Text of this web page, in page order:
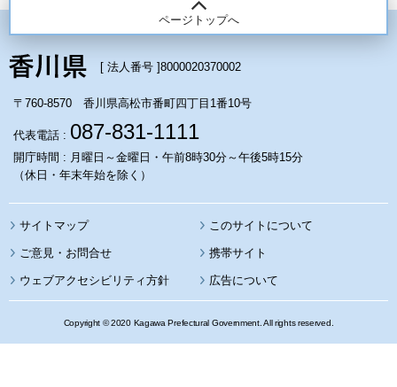
ページトップへ
[ 法人番号 ]8000020370002
〒760-8570 香川県高松市番町四丁目1番10号
代表電話 : 087-831-1111
開庁時間 : 月曜日～金曜日・午前8時30分～午後5時15分
（休日・年末年始を除く）
サイトマップ このサイトについて
携帯サイト
ウェブアクセシビリティ方針 広告について
Copyright © 2020 Kagawa Prefectural Government. All rights reserved.